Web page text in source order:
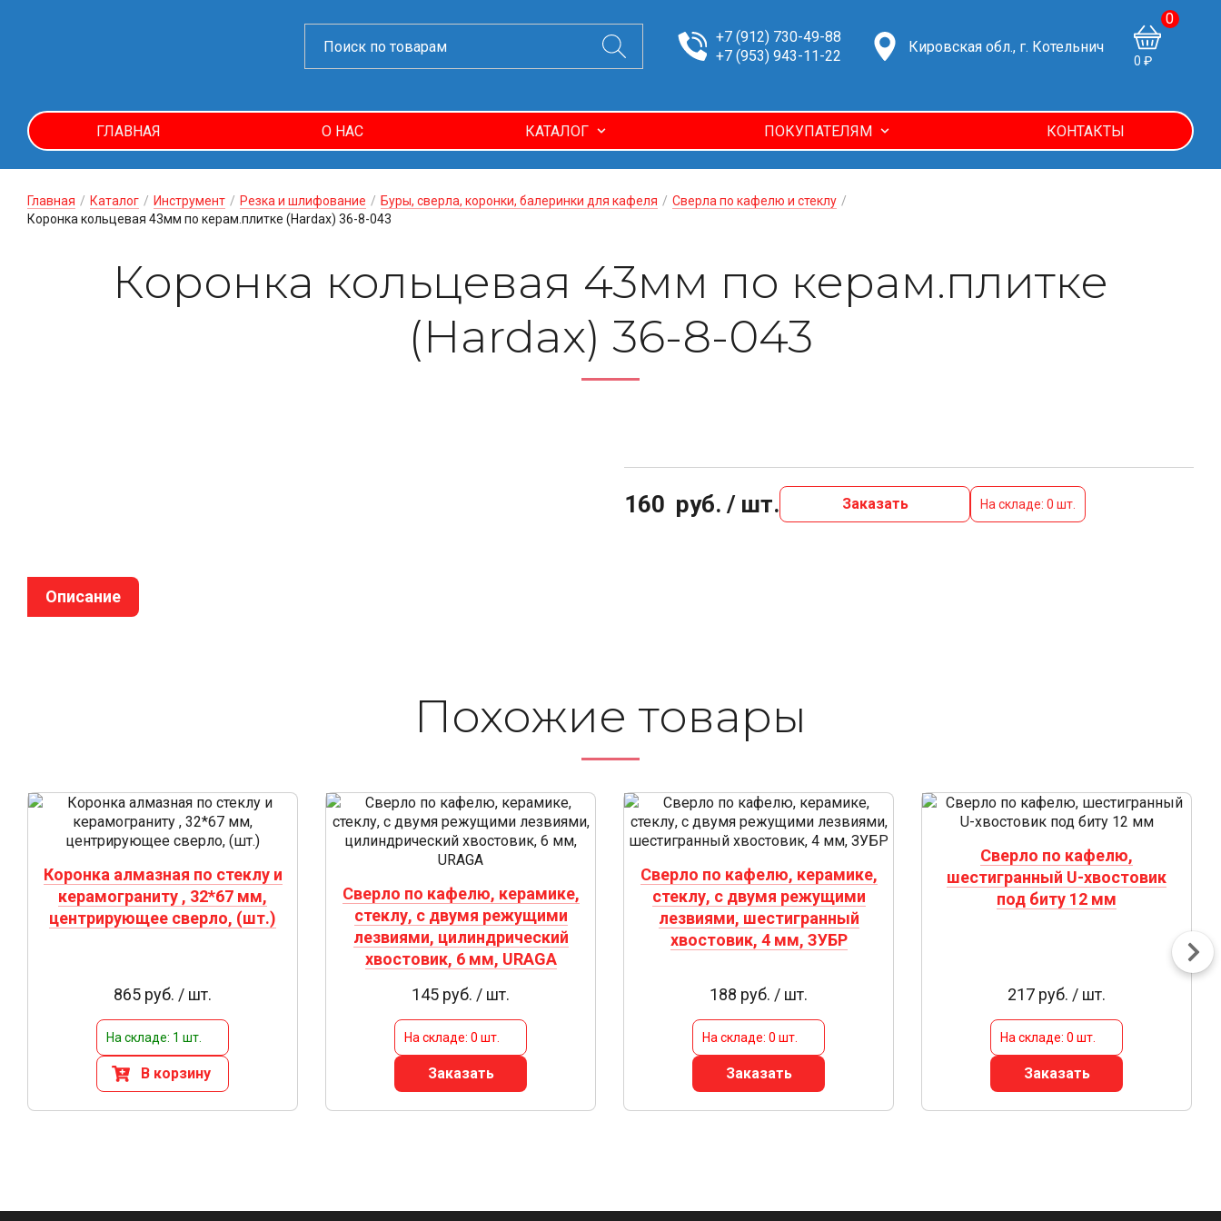
ГЛАВНАЯ О НАС КАТАЛОГ ПОКУПАТЕЛЯМ КОНТАКТЫ
+7 (912) 730-49-88
+7 (953) 943-11-22
Кировская обл., г. Котельнич
0 ₽
0
Главная / Каталог / Инструмент / Резка и шлифование / Буры, сверла, коронки, балеринки для кафеля / Сверла по кафелю и стеклу /
Коронка кольцевая 43мм по керам.плитке (Hardax) 36-8-043
Коронка кольцевая 43мм по керам.плитке
(Hardax) 36-8-043
160 руб. / шт. Заказать На складе: 0 шт.
Описание
Похожие то­ва­ры
Коронка алмазная по стеклу и
керамограниту , 32*67 мм,
центрирующее сверло, (шт.)
865 руб. / шт.
На складе: 1 шт.
В корзину
Сверло по кафелю, керамике,
стеклу, с двумя режущими
лезвиями, цилиндрический
хвостовик, 6 мм, URAGA
145 руб. / шт.
На складе: 0 шт.
Заказать
Сверло по кафелю, керамике,
стеклу, с двумя режущими
лезвиями, шестигранный
хвостовик, 4 мм, ЗУБР
188 руб. / шт.
На складе: 0 шт.
Заказать
Сверло по кафелю,
шестигранный U-хвостовик
под биту 12 мм
217 руб. / шт.
На складе: 0 шт.
Заказать